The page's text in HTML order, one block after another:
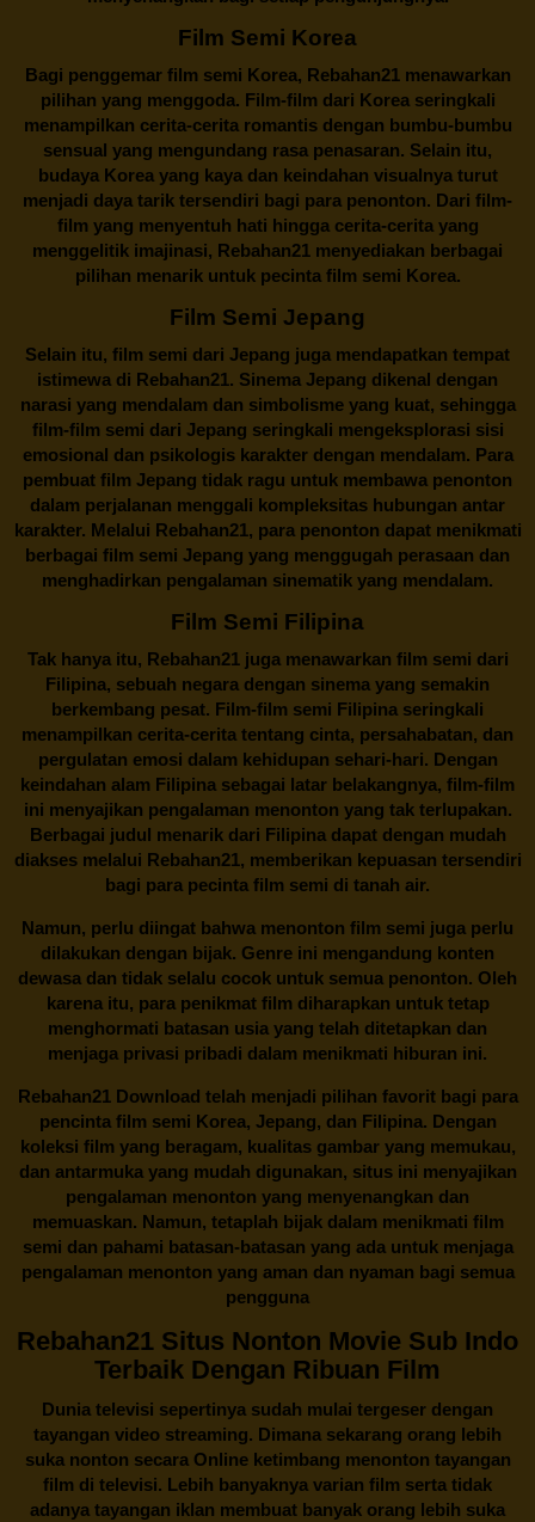
Film Semi Korea
Bagi penggemar film semi Korea, Rebahan21menawarkan
pilihan yang menggoda. Film-film dari Korea seringkali
menampilkan cerita-cerita romantis dengan bumbu-bumbu
sensual yang mengundang rasa penasaran. Selain itu,
budaya Korea yang kaya dan keindahan visualnya turut
menjadi daya tarik tersendiri bagi para penonton. Dari film-
film yang menyentuh hati hingga cerita-cerita yang
menggelitik imajinasi, Rebahan21 menyediakan berbagai
pilihan menarik untuk pecinta film semi Korea.
Film Semi Jepang
Selain itu, film semi dari Jepang juga mendapatkan tempat
istimewa di Rebahan21. Sinema Jepang dikenal dengan
narasi yang mendalam dan simbolisme yang kuat, sehingga
film-film semi dari Jepang seringkali mengeksplorasi sisi
emosional dan psikologis karakter dengan mendalam. Para
pembuat film Jepang tidak ragu untuk membawa penonton
dalam perjalanan menggali kompleksitas hubungan antar
karakter. Melalui Rebahan21, para penonton dapat menikmati
berbagai film semi Jepang yang menggugah perasaan dan
menghadirkan pengalaman sinematik yang mendalam.
Film Semi Filipina
Tak hanya itu, Rebahan21juga menawarkan film semi dari
Filipina, sebuah negara dengan sinema yang semakin
berkembang pesat. Film-film semi Filipina seringkali
menampilkan cerita-cerita tentang cinta, persahabatan, dan
pergulatan emosi dalam kehidupan sehari-hari. Dengan
keindahan alam Filipina sebagai latar belakangnya, film-film
ini menyajikan pengalaman menonton yang tak terlupakan.
Berbagai judul menarik dari Filipina dapat dengan mudah
diakses melalui Rebahan21, memberikan kepuasan tersendiri
bagi para pecinta film semi di tanah air.
Namun, perlu diingat bahwa menonton film semi juga perlu
dilakukan dengan bijak. Genre ini mengandung konten
dewasa dan tidak selalu cocok untuk semua penonton. Oleh
karena itu, para penikmat film diharapkan untuk tetap
menghormati batasan usia yang telah ditetapkan dan
menjaga privasi pribadi dalam menikmati hiburan ini.
Rebahan21Download telah menjadi pilihan favorit bagi para
pencinta film semi Korea, Jepang, dan Filipina. Dengan
koleksi film yang beragam, kualitas gambar yang memukau,
dan antarmuka yang mudah digunakan, situs ini menyajikan
pengalaman menonton yang menyenangkan dan
memuaskan. Namun, tetaplah bijak dalam menikmati film
semi dan pahami batasan-batasan yang ada untuk menjaga
pengalaman menonton yang aman dan nyaman bagi semua
pengguna
Rebahan21 Situs Nonton Movie Sub Indo
Terbaik Dengan Ribuan Film
Dunia televisi sepertinya sudah mulai tergeser dengan
tayangan video streaming. Dimana sekarang orang lebih
suka nonton secara Online ketimbang menonton tayangan
film di televisi. Lebih banyaknya varian film serta tidak
adanya tayangan iklan membuat banyak orang lebih suka